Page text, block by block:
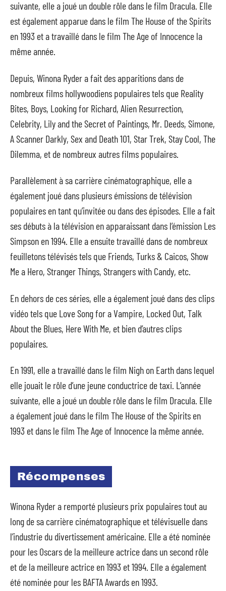
suivante, elle a joué un double rôle dans le film Dracula. Elle
est également apparue dans le film The House of the Spirits
en 1993 et a travaillé dans le film The Age of Innocence la
même année.
Depuis, Winona Ryder a fait des apparitions dans de
nombreux films hollywoodiens populaires tels que Reality
Bites, Boys, Looking for Richard, Alien Resurrection,
Celebrity, Lily and the Secret of Paintings, Mr. Deeds, Simone,
A Scanner Darkly, Sex and Death 101, Star Trek, Stay Cool, The
Dilemma, et de nombreux autres films populaires.
Parallèlement à sa carrière cinématographique, elle a
également joué dans plusieurs émissions de télévision
populaires en tant qu’invitée ou dans des épisodes. Elle a fait
ses débuts à la télévision en apparaissant dans l’émission Les
Simpson en 1994. Elle a ensuite travaillé dans de nombreux
feuilletons télévisés tels que Friends, Turks & Caicos, Show
Me a Hero, Stranger Things, Strangers with Candy, etc.
En dehors de ces séries, elle a également joué dans des clips
vidéo tels que Love Song for a Vampire, Locked Out, Talk
About the Blues, Here With Me, et bien d’autres clips
populaires.
En 1991, elle a travaillé dans le film Nigh on Earth dans lequel
elle jouait le rôle d’une jeune conductrice de taxi. L’année
suivante, elle a joué un double rôle dans le film Dracula. Elle
a également joué dans le film The House of the Spirits en
1993 et dans le film The Age of Innocence la même année.
Récompenses
Winona Ryder a remporté plusieurs prix populaires tout au
long de sa carrière cinématographique et télévisuelle dans
l’industrie du divertissement américaine. Elle a été nominée
pour les Oscars de la meilleure actrice dans un second rôle
et de la meilleure actrice en 1993 et 1994. Elle a également
été nominée pour les BAFTA Awards en 1993.